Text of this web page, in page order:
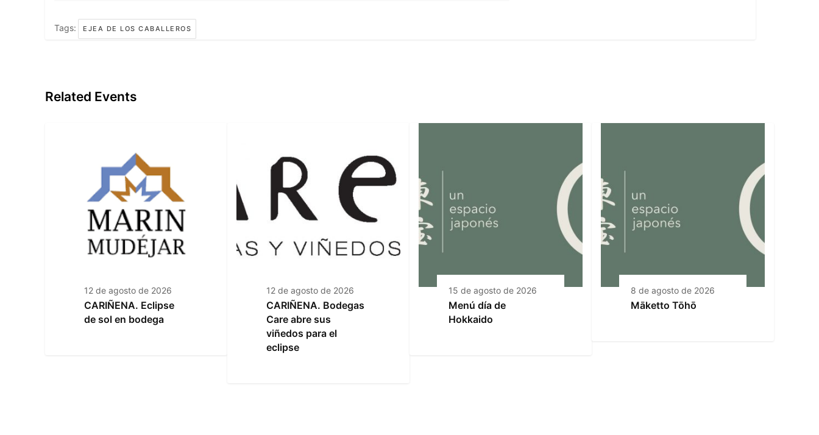
Tags: EJEA DE LOS CABALLEROS
Related Events
12 de agosto de 2026
CARIÑENA. Eclipse
de sol en bodega
12 de agosto de 2026
CARIÑENA. Bodegas
Care abre sus
viñedos para el
eclipse
15 de agosto de 2026
Menú día de
Hokkaido
8 de agosto de 2026
Māketto Tōhō